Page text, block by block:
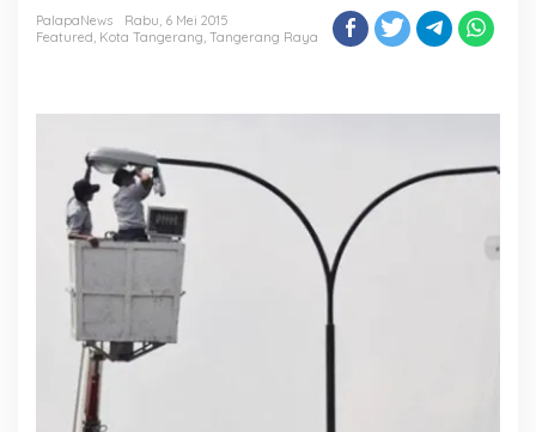
PalapaNews
Rabu, 6 Mei 2015
Featured, Kota Tangerang, Tangerang Raya